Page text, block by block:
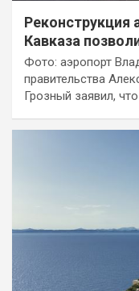
Реконструкция
Кавказа
Фото: аэропорт
правительства
Грозный заявил, что